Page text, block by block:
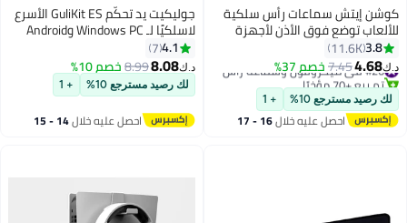
كوشن إيتش سماعات رأس سلكية
للألعاب توضع فوق الأذن لأجهزة
PS4/PS5/XOne/XSeries/NSwitch/PC
3.8
11.6K
د.ك‏4.68
7.45خصم 37% #26 في ميكروفون وسماعة رأس
تم بيع +70 مؤخرًا
#26 في ميكروفون وسماعة رأس
لك رصيد مسترجع 10% + 1
احصل عليه خلال 16 - 17
جوليكيت يد تحكّم GuliKit ES الأسرع
لاسلكيًا لـ Windows PC وAndroid
وiPhone وNintendo Switch 2 /
للانجراف، بدقّة 2200 مستوى)،
1000Hz سلكيًا على الكمبيوتر،
بلوتوث 730Hz بزمن انتقال منخفض
(3.25ms)، جيروسكوب، Turbo،
4.1
7
د.ك‏8.08
8.99خصم 10%
لك رصيد مسترجع 10% + 1
احصل عليه خلال 14 - 15